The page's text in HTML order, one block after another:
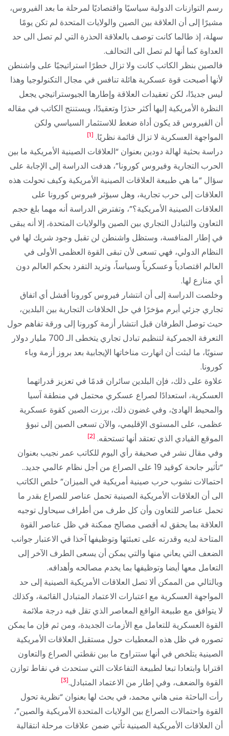
رسم التوازنات الدولية سياسيًا واقتصاديًا لمرحلة ما بعد الفيروس،
مشيرًا إلى أن العلاقة بين الصين والولايات المتحدة لم تكن يومًا
سهلة، إذ طالما كانت توصف بالعلاقة الحذرة التي لم تصل الى حد
العداوة كما أنها لم تصل الى التحالف.
فالصين بنظر الكاتب كانت ولا تزال خطرًا استراتيجيًا على واشنطن
لأنها أصبحت قوة عسكرية هائلة تنافس في مجال التكنولوجيا وهذا
ليس جديدًا، لكن تعقيدات العلاقة وإطارها الجيوستراتيجي يجعل
النظرة الأمريكية إليها أكثر حذرًا وتعقيدًا، ويستنتج الكاتب في مقاله
أن الفيروس قد يكون أداة ضغط للاستثمار السياسي ولكن
المواجهة العسكرية لا تزال قائمة نظريًا. [1]
دراسة بحثية لهالة دودين بعنوان “العلاقات الصينية الأمريكية ما بين
الحرب التجارية وفيروس كورونا”، هدفت الدراسة إلى الإجابة على
سؤال “ما هي طبيعة العلاقات الصينية الأمريكية وكيف تحولت هذه
العلاقات إلى حرب تجارية، وهل سيؤثر فيروس كورونا على
العلاقات الصينية الأمريكية؟”، وتفترض الدراسة أنه مهما بلغ حجم
التعاون والتبادل التجاري بين الصين والولايات المتحدة، إلا أنه يبقى
في إطار المنافسة، وستظل واشنطن لن تقبل وجود شريك لها في
النظام الدولي، فهي تسعى لأن تبقى القوة العظمى الأولى في
العالم اقتصادياً وعسكرياً وسياساً، وتريد التفرد بحكم العالم دون
أي منازع لها.
وخلصت الدراسة إلى أن انتشار فيروس كورونا أفشل أي اتفاق
تجاري جزئي أبرم مؤخرًا في حل الخلافات التجارية بين البلدين،
حيث توصل الطرفان قبل انتشار أزمة كورونا إلى ورقة تفاهم حول
التعرفة الجمركية لتنظيم تبادل تجاري يتخطى الـ 700 مليار دولار
سنويًا، ما لبثت أن انهارت مناخاتها الإيجابية بعد بروز أزمة وباء
كورونا.
علاوة على ذلك، فإن البلدين سائران قدمًا في تعزيز قدراتهما
العسكرية، استعدادًا لصراع عسكري محتمل في منطقة آسيا
والمحيط الهادئ، وفي غضون ذلك، برزت الصين كقوة عسكرية
عظمى، على المستوى الإقليمي، والآن تسعى الصين إلى تبوؤ
الموقع القيادي الذي تعتقد أنها تستحقه. [2]
وفي مقال نشر في صحيفة رأي اليوم للكاتب عمر نجيب بعنوان
“تأثير جانحة كوقيد 19 على الصراع من أجل نظام عالمي جديد..
احتمالات نشوب حرب صينية أمريكية في الميزان” خلص الكاتب
الى أن العلاقات الأمريكية الصينية تحمل عناصر للصراع بقدر ما
تحمل عناصر للتعاون وأن كل طرف من أطراف سيحاول توجيه
العلاقة بما يحقق له أقصى مصالح ممكنة في ظل عناصر القوة
المتاحة لديه وقدرته على تعبئتها وتوظيفها آخذا في الاعتبار جوانب
الضعف التي يعاني منها والتي يمكن أن يسعى الطرف الآخر إلى
التعامل معها أيضا وتوظيفها بما يخدم مصالحه وأهدافه.
وبالتالي من الممكن ألا تصل العلاقات الأمريكية الصينية إلى حد
المواجهة العسكرية مع اعتبارات الاعتماد المتبادل القائمة، وكذلك
لا يتوافق مع طبيعة الواقع المعاصر الذي تقل فيه درجة ملائمة
القوة العسكرية للتعامل مع الأزمات الجديدة، ومن ثم فإن ما يمكن
تصوره في ظل هذه المعطيات حول مستقبل العلاقات الأمريكية
الصينية يتلخص في أنها ستتراوح ما بين نقطتي الصراع والتعاون
اقترابا وابتعادا تبعا لطبيعة التفاعلات التي ستحدث في نقاط توازن
القوة والضعف، وفي إطار من الاعتماد المتبادل.[3]
رأت الباحثة منى هاني محمد، في بحث لها بعنوان “نظرية تحول
القوة واحتمالات الصراع بين الولايات المتحدة الأمريكية والصين”،
أن العلاقات الأمريكية الصينية تأتي ضمن علاقات مرحلة انتقالية